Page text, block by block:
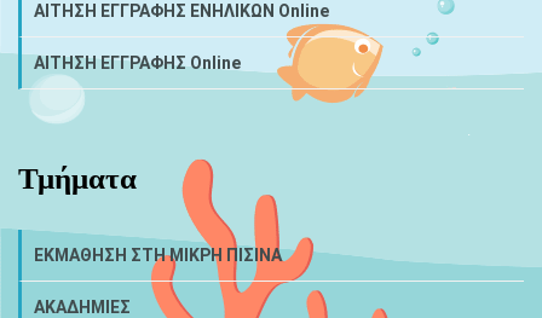
ΑΙΤΗΣΗ ΕΓΓΡΑΦΗΣ ΕΝΗΛΙΚΩΝ Online
ΑΙΤΗΣΗ ΕΓΓΡΑΦΗΣ Online
Τμήματα
ΕΚΜΑΘΗΣΗ ΣΤΗ ΜΙΚΡΗ ΠΙΣΙΝΑ
ΑΚΑΔΗΜΙΕΣ